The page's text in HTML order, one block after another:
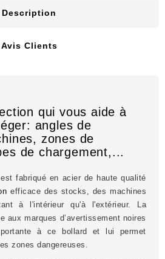
Description
Avis Clients
qui vous aide à
angles de
zones de
de chargement,...
fabriqué en acier de haute qualité
efficace des stocks, des machines
à l'intérieur qu'à l'extérieur. La
aux marques d’avertissement noires
à ce bollard et lui permet
zones dangereuses.